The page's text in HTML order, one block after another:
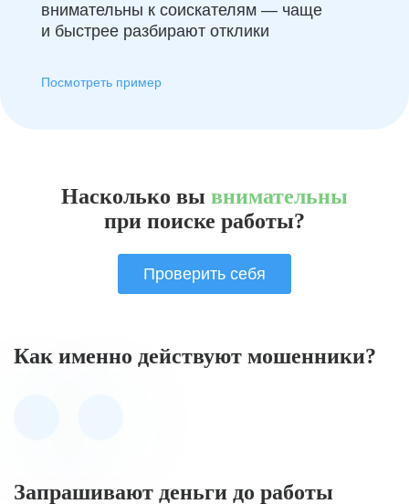
внимательны к соискателям — чаще
и быстрее разбирают отклики
Посмотреть пример
Насколько вы внимательны
при поиске работы?
Проверить себя
Как именно действуют мошенники?
Запрашивают деньги до работы